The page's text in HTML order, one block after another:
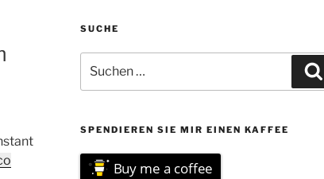
SUCHE
nach:
SPENDIEREN SIE MIR EINEN KAFFEE
Buy me a coffee